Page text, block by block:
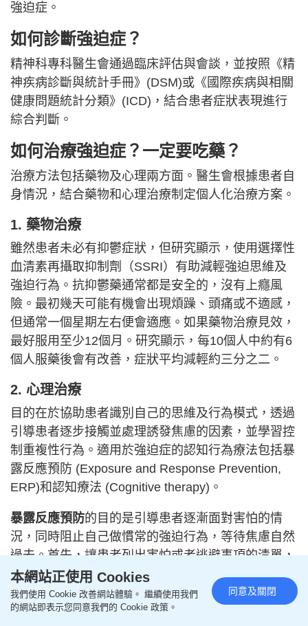
強迫症。
如何診斷強迫症？
精神科專科醫生會通過臨床評估與會談，並按照《精
神疾病診斷與統計手冊》(DSM)或《國際疾病與相關
健康問題統計分類》(ICD)，結合患者症狀表現進行
綜合判斷。
如何治療強迫症？一定要吃藥？
治療方法包括藥物及心理兩方面。醫生會根據患者自
身情況，結合藥物和心理治療制定個人化治療方案。
1. 藥物治療
雖然患者未必有抑鬱症狀，但研究顯示，使用選擇性
血清素再攝取抑制劑（SSRI）有助減輕強迫思維及
強迫行為。抗抑鬱藥通常都是安全的，沒有上癮風
險。最初幾天可能有機會出現煩躁、頭痛或不適感，
但通常一個星期左右便會適應。如果藥物治療見效，
最好服用至少12個月。研究顯示，每10個人中約有6
個人服藥後會有改善，症狀平均減輕約三分之二。
2. 心理治療
目的在於協助患者識別自己的思維及行為模式，透過
引導患者逐步接觸並處理誘發焦慮的因素，並學習控
制重複性行為。適用於強迫症的認知行為療法包括暴
露反應預防 (Exposure and Response Prevention,
ERP)和認知療法 (Cognitive therapy)。
暴露反應預防的目的是引導患者逐漸面對害怕的情
況，同時阻止自己做慣常的強迫行為，等待焦慮自然
過去。首先，讓患者列出害怕或者逃避事項的清單，
由最不害怕的事情開始，每次克服一項，完全克服
後，再處理下一項。可以按自己舒服的速度進行，並
與治療師一起練習，經常練習會更容易面對。
本網站正使用 Cookies
我們使用 Cookie 改善網站體驗。 繼續使用我們
的網站即表示您同意我們的 Cookie 政策。
同意及關閉